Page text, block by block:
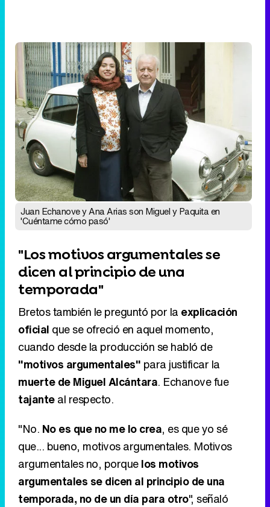
Juan Echanove y Ana Arias son Miguel y Paquita en
'Cuéntame cómo pasó'
"Los motivos argumentales se
dicen al principio de una
temporada"
Bretos también le preguntó por la explicación
oficial que se ofreció en aquel momento,
cuando desde la producción se habló de
"motivos argumentales" para justificar la
muerte de Miguel Alcántara. Echanove fue
tajanteal respecto.
"No. No es que no me lo crea, es que yo sé
que... bueno, motivos argumentales. Motivos
argumentales no, porquelos motivos
argumentales se dicen al principio de una
temporada, no de un día para otro", señaló